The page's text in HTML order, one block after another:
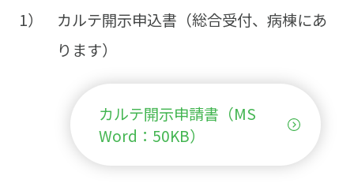
1）
カルテ開示申込書（総合受付、病棟にあ
ります）
カルテ開示申請書（MS
Word：50KB）